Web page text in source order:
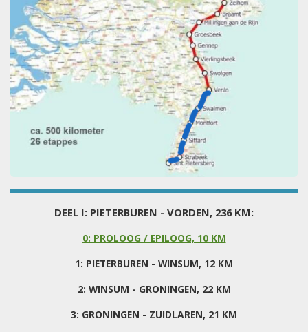
DEEL I: PIETERBUREN - VORDEN, 236 KM:
0: PROLOOG / EPILOOG, 10 KM
1: PIETERBUREN - WINSUM, 12 KM
2: WINSUM - GRONINGEN, 22 KM
3: GRONINGEN - ZUIDLAREN, 21 KM